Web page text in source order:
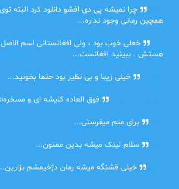
چرا نمیشه پی دی افشو دانلود کرد البته
همچین رمانی وجود نداره...
خعلی خوب بود ، ولی افغانستانی اسم
هستش . ببینید افغانست...
خیلی زیبا و بی نظیر بود حتما بخونید...
فوق العاده کلیشه ای و مسخره«
برای منم میفرستی...
سلام لینک میشه بدین ممنون...
خیلی قشنگه میشه رمان دژخیمشم